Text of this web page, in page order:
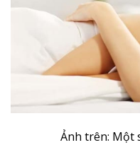
Ảnh trên: Một